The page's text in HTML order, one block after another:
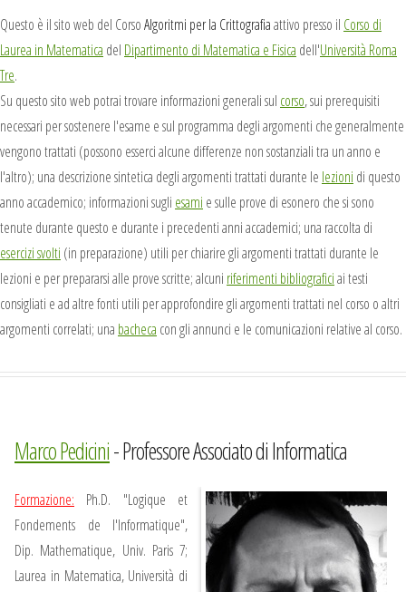
Questo è il sito web del CorsoAlgoritmi per la Crittografiaattivo presso il Corso di
Laurea in Matematica del Dipartimento di Matematica e Fisica dell'Università Roma
Tre.
Su questo sito web potrai trovare informazioni generali sul corso, sui prerequisiti
necessari per sostenere l'esame e sul programma degli argomenti che generalmente
vengono trattati (possono esserci alcune differenze non sostanziali tra un anno e
l'altro); una descrizione sintetica degli argomenti trattati durante le lezioni di questo
anno accademico; informazioni sugli esami e sulle prove di esonero che si sono
tenute durante questo e durante i precedenti anni accademici; una raccolta di
esercizi svolti (in preparazione) utili per chiarire gli argomenti trattati durante le
lezioni e per prepararsi alle prove scritte; alcuni riferimenti bibliograficiai testi
consigliati e ad altre fonti utili per approfondire gli argomenti trattati nel corso o altri
argomenti correlati; una bacheca con gli annunci e le comunicazioni relative al corso.
Marco Pedicini- Professore Associato di Informatica
Formazione: Ph.D. "Logique et
Fondements de l'Informatique",
Dip. Mathematique, Univ. Paris 7;
Laurea in Matematica, Università di